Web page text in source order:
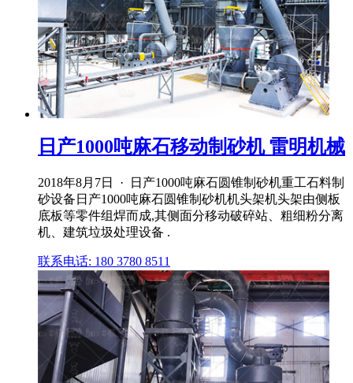
日产1000吨麻石移动制砂机 雷明机械
2018年8月7日 · 日产1000吨麻石圆锥制砂机重工石料制
砂设备日产1000吨麻石圆锥制砂机机头架机头架由侧板
底板等零件组焊而成,其侧面分移动破碎站、粗细粉分离
机、建筑垃圾处理设备 .
联系电话: 180 3780 8511